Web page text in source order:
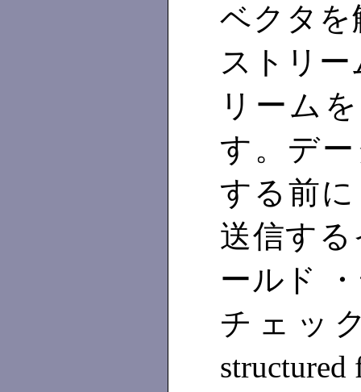
ベクタを
ストリ
リーム
す。デ
する前に
送信す
ールド
チェッ